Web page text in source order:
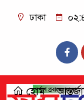
ঢাকা
হোম